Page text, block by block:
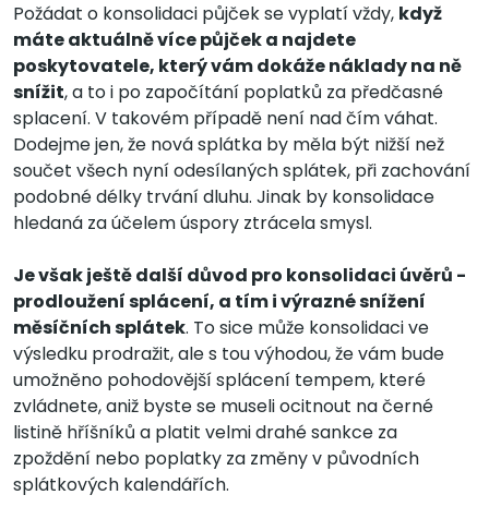
Požádat o konsolidaci půjček se vyplatí vždy, když
máte aktuálně více půjček a najdete
poskytovatele, který vám dokáže náklady na ně
snížit, a to i po započítání poplatků za předčasné
splacení. V takovém případě není nad čím váhat.
Dodejme jen, že nová splátka by měla být nižší než
součet všech nyní odesílaných splátek, při zachování
podobné délky trvání dluhu. Jinak by konsolidace
hledaná za účelem úspory ztrácela smysl.
Je však ještě další důvod pro konsolidaci úvěrů -
prodloužení splácení, a tím i výrazné snížení
měsíčních splátek. To sice může konsolidaci ve
výsledku prodražit, ale s tou výhodou, že vám bude
umožněno pohodovější splácení tempem, které
zvládnete, aniž byste se museli ocitnout na černé
listině hříšníků a platit velmi drahé sankce za
zpoždění nebo poplatky za změny v původních
splátkových kalendářích.